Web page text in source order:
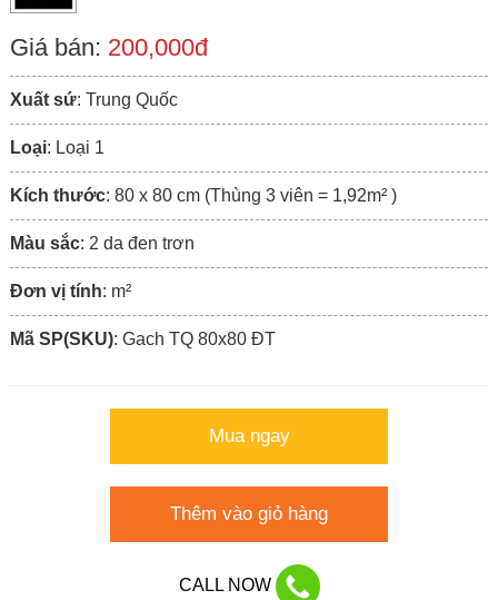
Giá bán: 200,000đ
Xuất sứ: Trung Quốc
Loại: Loại 1
Kích thước: 80 x 80 cm (Thùng 3 viên = 1,92m² )
Màu sắc: 2 da đen trơn
Đơn vị tính: m²
Mã SP(SKU): Gach TQ 80x80 ÐT
Mua ngay
Thêm vào giỏ hàng
CALL NOW